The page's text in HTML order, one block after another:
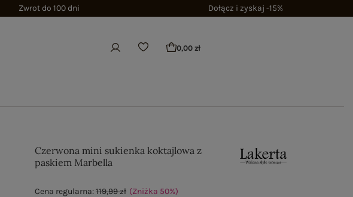
Zwrot do 100 dni Dołącz i zyskaj -15%
0,00 zł
Czerwona mini sukienka koktajlowa z
paskiem Marbella
Cena regularna:119,99 zł (Zniżka 50%)